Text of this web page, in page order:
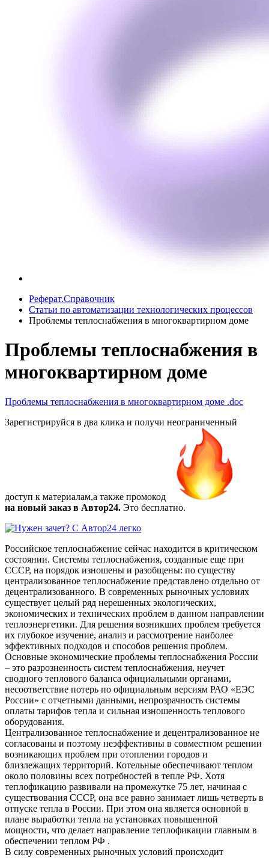
Реферат.Справочник
Статьи по автоматизации технологических процессов
Проблемы теплоснабжения в многоквартирном доме
Проблемы теплоснабжения в
многоквартирном доме
Проблемы теплоснабжения в многоквартирном доме .doc
Зарегистрируйся в два клика и получи неограниченный
доступ к материалам,а также промокод
на новый заказ в Автор24. Это бесплатно.
Российское теплоснабжение сейчас находится в критическом
состоянии. Системы теплоснабжения, созданные еще при
СССР, на порядок изношены и разобщены: по существу
централизованное теплоснабжение представлено отдельно от
децентрализованного. В современных рыночных условиях
существует целый ряд нерешенных экологических,
экономических и технических проблем в данном направлении
теплоэнергетики. Для решения возникших проблем требуется
их глубокое изучение, анализ и рассмотрение наиболее
эффективных подходов и способов решения проблем.
Основные экономические проблемы теплоснабжения России
– это разрозненность систем теплоснабжения, неучет
сводного теплового баланса официальными органами,
несоответствие потерь по официальным версиям РАО «ЕЭС
России» с отчетными данными, непрозрачность системы
оплаты тарифов тепла и сильная изношенность теплового
оборудования.
Централизованное теплоснабжение и децентрализованное не
согласованы и поэтому неэффективны в совместном решении
возникающих проблем при отоплении городов и
близлежащих территорий. Котельные обеспечивают теплом
около половины всех потребностей в тепле РФ. Хотя
теплофикацию развивали на промежутке 75 лет, начиная с
существования СССР, она все равно занимает лишь четверть в
отпуске тепла в России. При этом она является основной в
плане выработки тепла на установках повышенной
мощности, что делает направление теплофикации главным в
обеспечении теплом РФ .
В силу современных рыночных условий происходит